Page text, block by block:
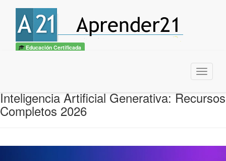
Educación Certificada
Menu
Inteligencia Artificial Generativa: Recursos
Completos 2026